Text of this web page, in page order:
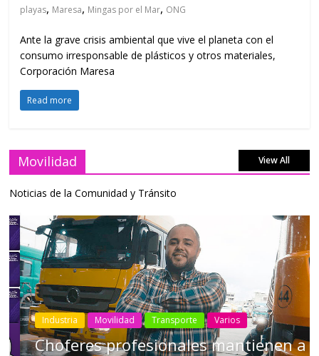
playas, Maresa, Mingas por el Mar, ONG
Ante la grave crisis ambiental que vive el planeta con el
consumo irresponsable de plásticos y otros materiales,
Corporación Maresa
Read more
Movilidad View All
Noticias de la Comunidad y Tránsito
Industria Movilidad Transporte Varios
Choferes profesionales mantienen a